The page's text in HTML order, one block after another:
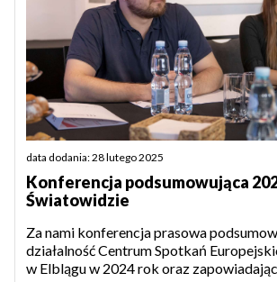
data dodania: 28 lutego 2025
Konferencja podsumowująca
Światowidzie
Za nami konferencja prasowa
działalność Centrum Spotkań
w Elblągu w 2024 rok oraz